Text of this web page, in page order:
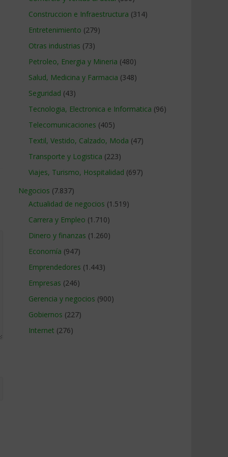
Construccion e Infraestructura (314)
Entretenimiento (279)
Otras industrias (73)
Petroleo, Energia y Mineria (480)
Salud, Medicina y Farmacia (348)
Seguridad (43)
Tecnologia, Electronica e Informatica (96)
Telecomunicaciones (405)
Textil, Vestido, Calzado, Moda (47)
Transporte y Logistica (223)
Viajes, Turismo, Hospitalidad (697)
Negocios (7.837)
Actualidad de negocios (1.519)
Carrera y Empleo (1.710)
Dinero y finanzas (1.260)
Economía (947)
Emprendedores (1.443)
Empresas (246)
Gerencia y negocios (900)
Gobiernos (227)
Internet (276)